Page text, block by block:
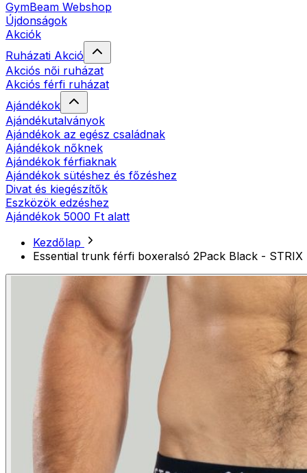
GymBeam Webshop
Újdonságok
Akciók
Ruházati Akció
Akciós női ruházat
Akciós férfi ruházat
Ajándékok
Ajándékutalványok
Ajándékok az egész családnak
Ajándékok nőknek
Ajándékok férfiaknak
Ajándékok sütéshez és főzéshez
Divat és kiegészítők
Eszközök edzéshez
Ajándékok 5000 Ft alatt
Kezdőlap
Essential trunk férfi boxeralsó 2Pack Black - STRIX